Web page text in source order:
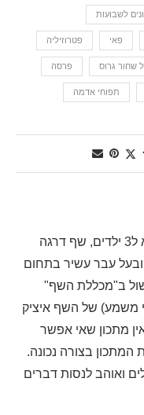
לשבועות
פאי פטרוזיליה
שחור גרוס פרסה
תפוחי אדמה
אסף כהן, נשוי ואבא ל3 ילדים, שף דרגה
עבר עשיר בתחום
ב"מכללת השף"
משמע) של השף איציק
מתכון שאי אפשר
המתכון בצורה נכונה.
ואוהב לנסות דברים